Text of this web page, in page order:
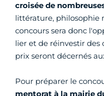
croisée de
littérature, philosophie
concours sera donc
lier et de réinvestir des
prix seront décernés
Pour préparer le
mentorat à la mairie